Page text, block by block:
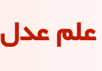
علم عدل